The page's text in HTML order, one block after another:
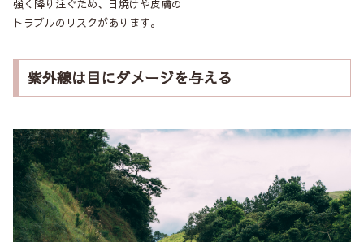
強く降り注ぐため、日焼けや皮膚の
トラブルのリスクがあります。
紫外線は目にダメージを与える